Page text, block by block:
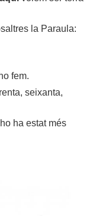
la Paraula:
fem.
seixanta,
ha estat més